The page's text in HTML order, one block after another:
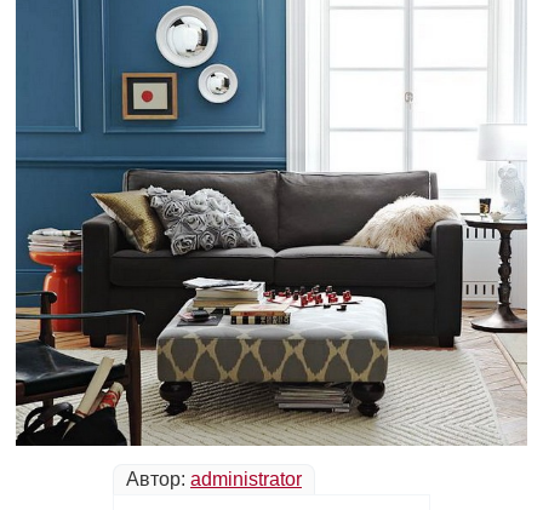
Автор: administrator